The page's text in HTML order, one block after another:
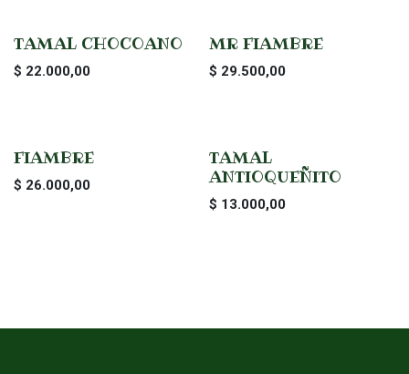
TAMAL CHOCOANO
$ 22.000,00
MR FIAMBRE
$ 29.500,00
FIAMBRE
$ 26.000,00
TAMAL
ANTIOQUEÑITO
$ 13.000,00